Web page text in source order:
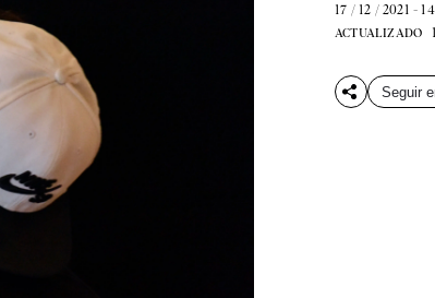
17 / 12 / 2021 -
ACTUALIZADO
Seguir